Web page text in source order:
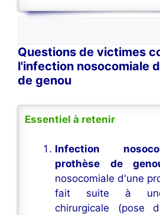
Questions de victimes
l'infection nosocomiale
de genou
Essentiel à retenir
Infection
prothèse de
nosocomiale d'une
fait suite à une
chirurgicale (pose